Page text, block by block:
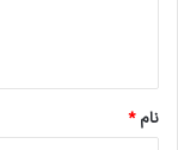
نام*